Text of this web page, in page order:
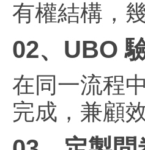
有權結構，
02、UBO
在同一流程
完成，兼顧